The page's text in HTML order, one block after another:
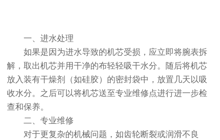
一、进水处理
如果是因为进水导致的机芯受损，应立即将腕表拆
解，取出机芯并用干净的布轻轻吸干水分。随后将机芯
放入装有干燥剂（如硅胶）的密封袋中，放置几天以吸
收水分。之后可以将机芯送至专业维修点进行进一步检
查和保养。
二、专业维修
对于更复杂的机械问题，如齿轮断裂或润滑不良